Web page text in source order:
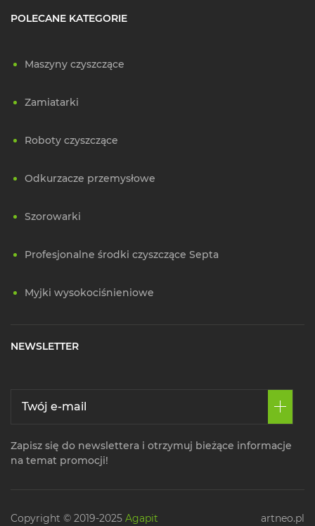
POLECANE KATEGORIE
Maszyny czyszczące
Zamiatarki
Roboty czyszczące
Odkurzacze przemysłowe
Szorowarki
Profesjonalne środki czyszczące Septa
Myjki wysokociśnieniowe
NEWSLETTER
Zapisz się do newslettera i otrzymuj bieżące informacje
na temat promocji!
Copyright © 2019-2025 Agapit artneo.pl